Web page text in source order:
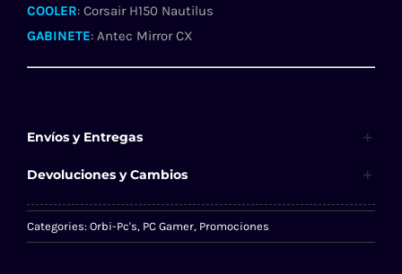
COOLER: Corsair H150 Nautilus
GABINETE: Antec Mirror CX
Envíos y Entregas
Devoluciones y Cambios
Categories: Orbi-Pc's, PC Gamer, Promociones